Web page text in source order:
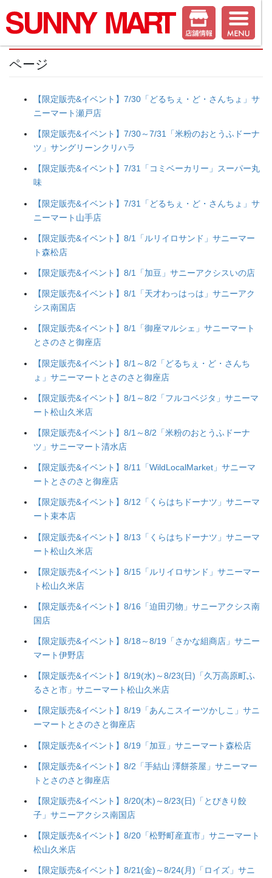
ページ
【限定販売&イベント】7/30「どるちぇ・ど・さんちょ」サ
ニーマート瀬戸店
【限定販売&イベント】7/30～7/31「米粉のおとうふドーナ
ツ」サングリーンクリハラ
【限定販売&イベント】7/31「コミベーカリー」スーパー丸
味
【限定販売&イベント】7/31「どるちぇ・ど・さんちょ」サ
ニーマート山手店
【限定販売&イベント】8/1「ルリイロサンド」サニーマー
ト森松店
【限定販売&イベント】8/1「加豆」サニーアクシスいの店
【限定販売&イベント】8/1「天才わっはっは」サニーアク
シス南国店
【限定販売&イベント】8/1「御座マルシェ」サニーマート
とさのさと御座店
【限定販売&イベント】8/1～8/2「どるちぇ・ど・さんち
ょ」サニーマートとさのさと御座店
【限定販売&イベント】8/1～8/2「フルコベジタ」サニーマ
ート松山久米店
【限定販売&イベント】8/1～8/2「米粉のおとうふドーナ
ツ」サニーマート清水店
【限定販売&イベント】8/11「WildLocalMarket」サニーマ
ートとさのさと御座店
【限定販売&イベント】8/12「くらはちドーナツ」サニーマ
ート束本店
【限定販売&イベント】8/13「くらはちドーナツ」サニーマ
ート松山久米店
【限定販売&イベント】8/15「ルリイロサンド」サニーマー
ト松山久米店
【限定販売&イベント】8/16「迫田刃物」サニーアクシス南
国店
【限定販売&イベント】8/18～8/19「さかな組商店」サニー
マート伊野店
【限定販売&イベント】8/19(水)～8/23(日)「久万高原町ふ
るさと市」サニーマート松山久米店
【限定販売&イベント】8/19「あんこスイーツかしこ」サニ
ーマートとさのさと御座店
【限定販売&イベント】8/19「加豆」サニーマート森松店
【限定販売&イベント】8/2「手結山 澤餅茶屋」サニーマー
トとさのさと御座店
【限定販売&イベント】8/20(木)～8/23(日)「とびきり餃
子」サニーアクシス南国店
【限定販売&イベント】8/20「松野町産直市」サニーマート
松山久米店
【限定販売&イベント】8/21(金)～8/24(月)「ロイズ」サニ